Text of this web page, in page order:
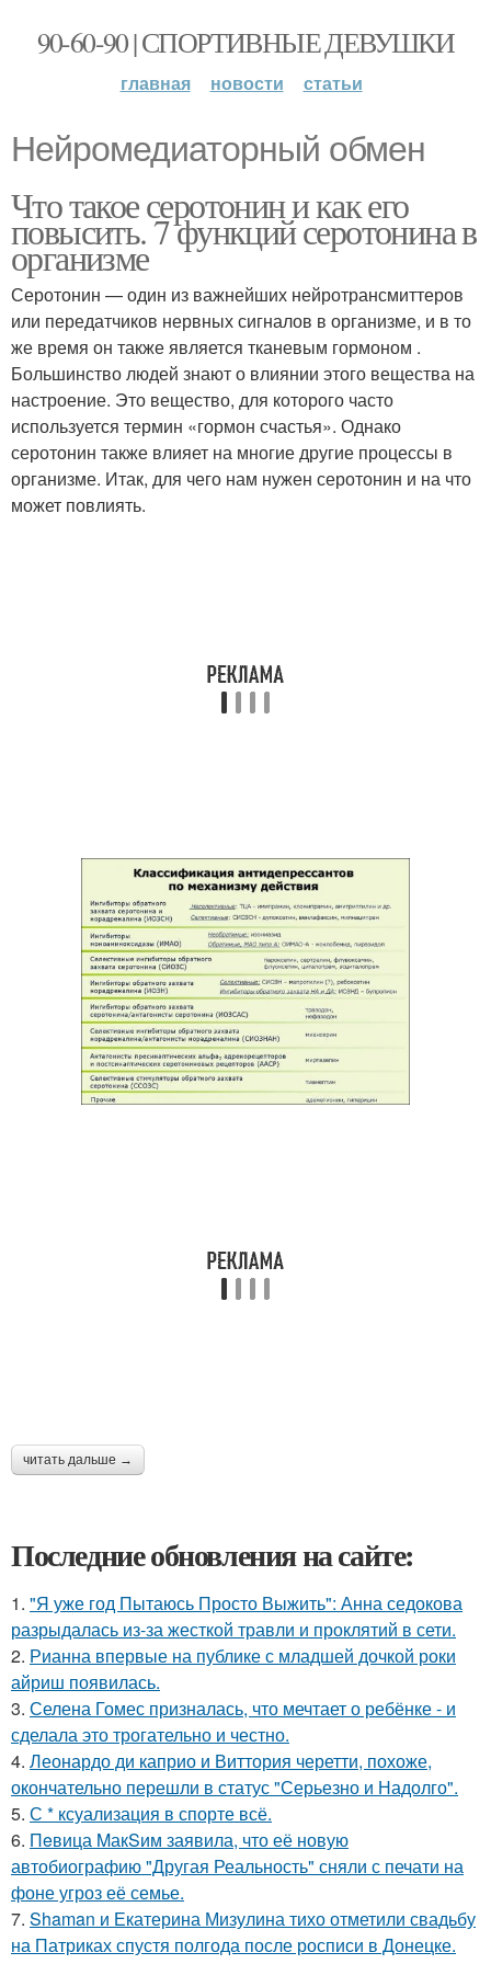
90-60-90 | СПОРТИВНЫЕ ДЕВУШКИ
главная новости статьи
Нейромедиаторный обмен
Что такое серотонин и как его
повысить. 7 функций серотонина в
организме
Серотонин — один из важнейших нейротрансмиттеров
или передатчиков нервных сигналов в организме, и в то
же время он также является тканевым гормоном .
Большинство людей знают о влиянии этого вещества на
настроение. Это вещество, для которого часто
используется термин «гормон счастья». Однако
серотонин также влияет на многие другие процессы в
организме. Итак, для чего нам нужен серотонин и на что
может повлиять.
читать дальше →
Последние обновления на сайте:
1. "Я уже год Пытаюсь Просто Выжить": Анна седокова
разрыдалась из-за жесткой травли и проклятий в сети.
2. Рианна впервые на публике с младшей дочкой роки
айриш появилась.
3. Селена Гомес призналась, что мечтает о ребёнке - и
сделала это трогательно и честно.
4. Леонардо ди каприо и Виттория черетти, похоже,
окончательно перешли в статус "Серьезно и Надолго".
5. С * ксуализация в спорте всё.
6. Пeвица MакSим заявила, что её новую
автобиографию "Другая Реальность" сняли с печати на
фоне угроз её семье.
7. Shaman и Екатерина Мизулина тихо отметили свадьбу
на Патриках спустя полгода после росписи в Донецке.